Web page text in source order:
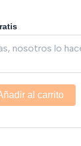
al carrito